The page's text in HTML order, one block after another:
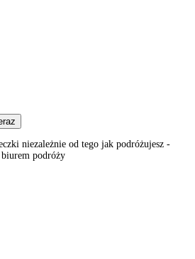
niezależnie od tego jak podróżujesz -
podróży